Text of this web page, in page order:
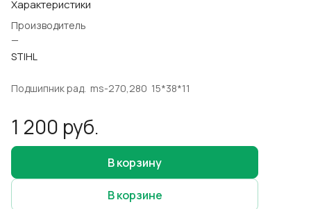
Характеристики
Производитель
—
STIHL
Подшипник рад. ms-270,280 15*38*11
1 200 руб.
В корзину
В корзине